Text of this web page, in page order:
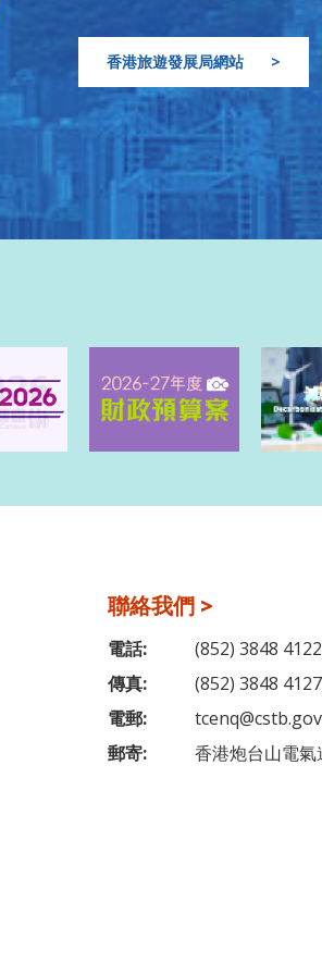
香港旅遊發展局網站 >
聯絡我們 >
電話:
(852) 3848 4122
傳真:
(852) 3848 4127
電郵:
郵寄:
香港炮台山電